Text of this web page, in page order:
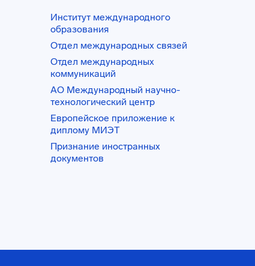
Институт международного
образования
Отдел международных связей
Отдел международных
коммуникаций
АО Международный научно-
технологический центр
Европейское приложение к
диплому МИЭТ
Признание иностранных
документов